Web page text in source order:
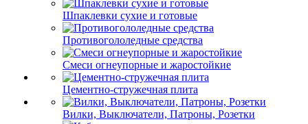
Шпаклевки сухие и готовые
Противогололедные средства
Смеси огнеупорные и жаростойкие
Цементно-стружечная плита
Вилки, Выключатели, Патроны, Розетки